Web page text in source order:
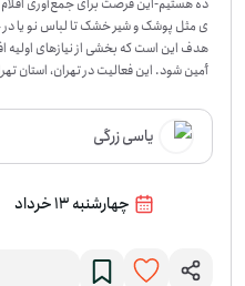
ی مثل پوشک و شیر خشک تا لباس نو یا
هدف این است که بخشی از نیازهای اولیه
أمین شود. این فعالیت در تهران،
دارو، اقلام بهداشتی یا بسته‌های ارزاق در
ه باشید، برای این فرصت داوطلب شوید.
یاسی زرگی
چهارشنبه 13 خرداد